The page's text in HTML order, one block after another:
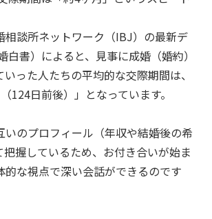
相談所ネットワーク（IBJ）の最新デ
白書）によると、見事に成婚（婚約）
った人たちの平均的な交際期間は、
124日前後）」となっています。
いのプロフィール（年収や結婚後の希
握しているため、お付き合いが始ま
的な視点で深い会話ができるのです